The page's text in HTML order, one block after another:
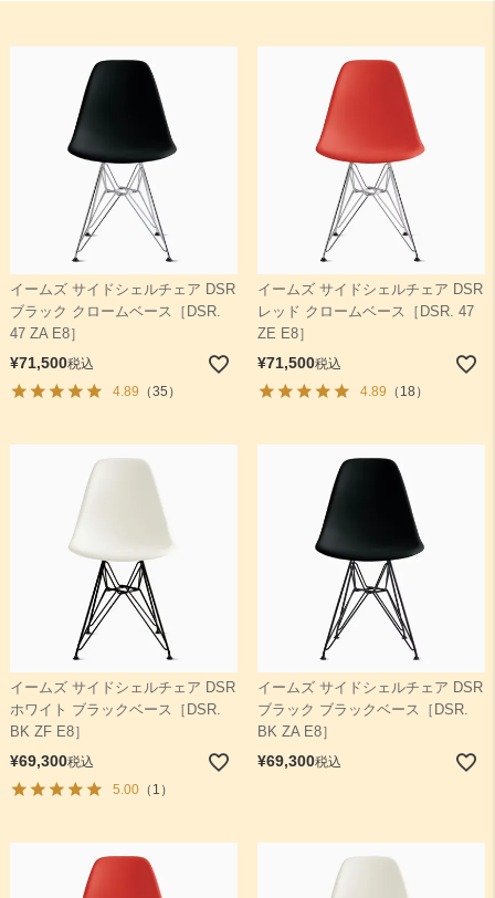
イームズ サイドシェルチェア DSR
ブラック クロームベース［DSR.
47 ZA E8］
¥71,500税込
4.89 （35）
イームズ サイドシェルチェア DSR
レッド クロームベース［DSR. 47
ZE E8］
¥71,500税込
4.89 （18）
イームズ サイドシェルチェア DSR
ホワイト ブラックベース［DSR.
BK ZF E8］
¥69,300税込
5.00（1）
イームズ サイドシェルチェア DSR
ブラック ブラックベース［DSR.
BK ZA E8］
¥69,300税込